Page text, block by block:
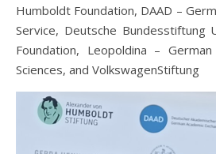
Humboldt Foundation, DAAD –
Service, Deutsche Bundesstiftung
Foundation, Leopoldina –
Sciences, and VolkswagenStiftung